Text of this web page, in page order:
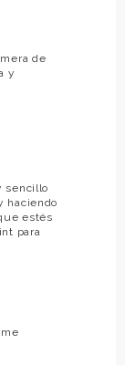
de
y
sencillo
haciendo
estés
para